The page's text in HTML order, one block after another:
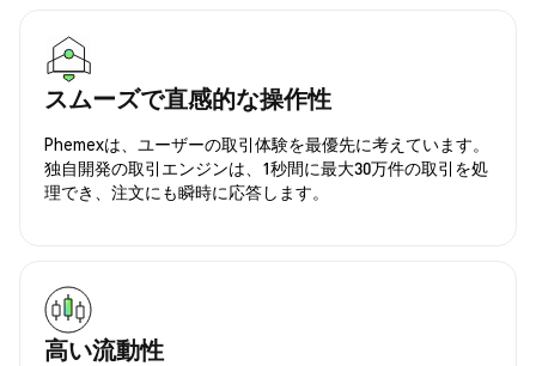
スムーズで直感的な操作性
Phemexは、ユーザーの取引体験を最優先に考えています。
独自開発の取引エンジンは、1秒間に最大30万件の取引を処
理でき、注文にも瞬時に応答します。
高い流動性